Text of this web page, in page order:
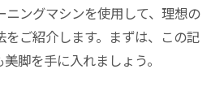
ニングマシンを使用して、理想の
をご紹介します。まずは、この記
脚を手に入れましょう。